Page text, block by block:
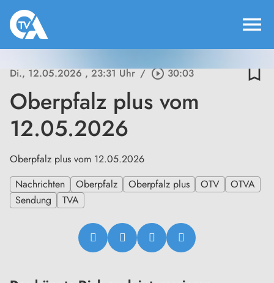
menu
Di., 12.05.2026, 23:31 Uhr / play_circle_outline30:03 bookmark_border
Oberpfalz plus vom
12.05.2026
Oberpfalz plus vom 12.05.2026
Nachrichten
Oberpfalz Oberpfalz plus OTV
OTVA
Sendung
TVA